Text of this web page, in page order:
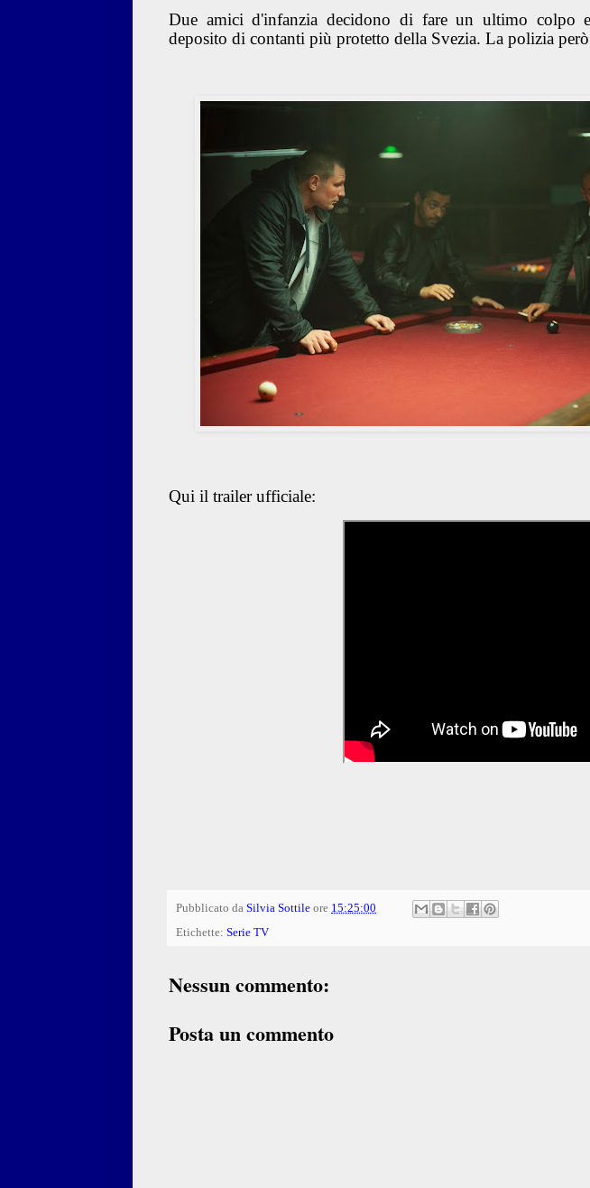
Due amici d'infanzia decidono di fare un ultimo colpo
deposito di contanti più protetto della Svezia. La polizia
Qui il trailer ufficiale:
Pubblicato da Silvia Sottile ore 15:25:00
Etichette: Serie TV
Nessun commento:
Posta un commento